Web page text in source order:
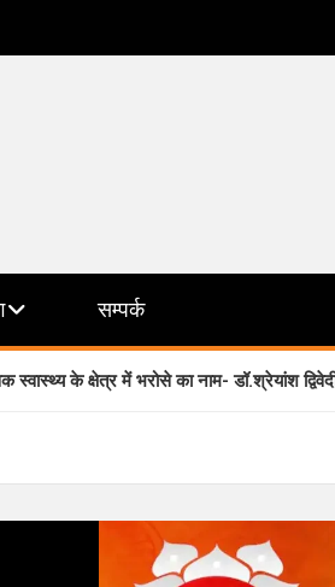
सम्पर्क
में भरोसे का नाम- डॉ.श्रेयांश द्विवेदी